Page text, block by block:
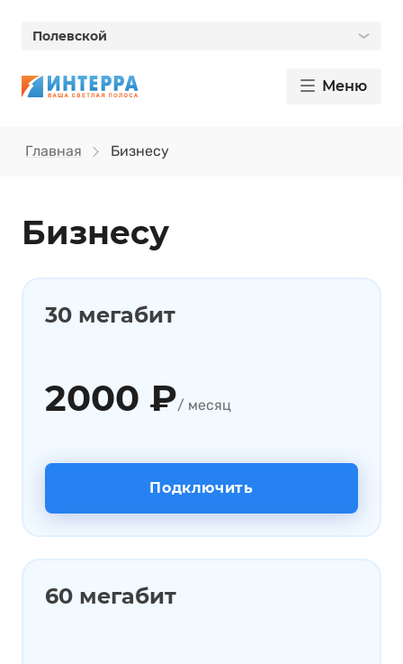
Полевской
Меню
Главная Бизнесу
Бизнесу
30 мегабит
2000 ₽/ месяц
Подключить
60 мегабит